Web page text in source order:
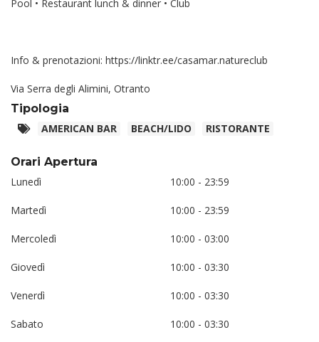
Pool • Restaurant lunch & dinner • Club
Info & prenotazioni: https://linktr.ee/casamar.natureclub
Via Serra degli Alimini, Otranto
Tipologia
AMERICAN BAR
BEACH/LIDO RISTORANTE
Orari Apertura
Lunedì
10:00 - 23:59
Martedì 10:00 - 23:59
Mercoledì 10:00 - 03:00
Giovedì 10:00 - 03:30
Venerdì 10:00 - 03:30
Sabato 10:00 - 03:30